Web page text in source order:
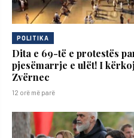
POLITIKA
Dita e 69-të e protestës
pjesëmarrje e ulët! I
Zvërnec
12 orë më parë